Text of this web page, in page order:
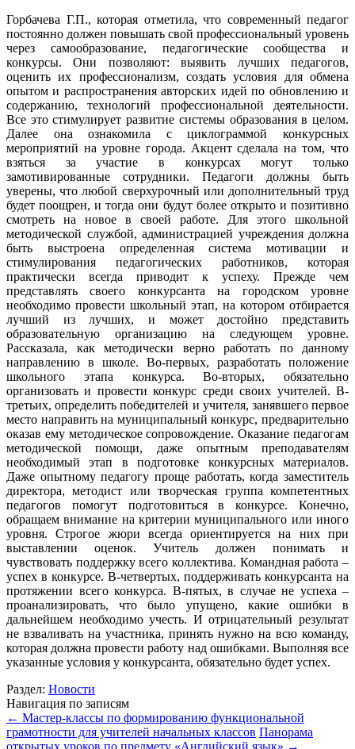
Горбачева Г.П., которая отметила, что современный педагог
постоянно должен повышать свой профессиональный уровень
через самообразование, педагогические сообщества и
конкурсы. Они позволяют: выявить лучших педагогов,
оценить их профессионализм, создать условия для обмена
опытом и распространения авторских идей по обновлению и
содержанию, технологий профессиональной деятельности.
Все это стимулирует развитие системы образования в целом.
Далее она ознакомила с циклограммой конкурсных
мероприятий на уровне города. Акцент сделала на том, что
взяться за участие в конкурсах могут только
замотивированные сотрудники. Педагоги должны быть
уверены, что любой сверхурочный или дополнительный труд
будет поощрен, и тогда они будут более открыто и позитивно
смотреть на новое в своей работе. Для этого школьной
методической службой, администрацией учреждения должна
быть выстроена определенная система мотивации и
стимулирования педагогических работников, которая
практически всегда приводит к успеху. Прежде чем
представлять своего конкурсанта на городском уровне
необходимо провести школьный этап, на котором отбирается
лучший из лучших, и может достойно представить
образовательную организацию на следующем уровне.
Рассказала, как методически верно работать по данному
направлению в школе. Во-первых, разработать положение
школьного этапа конкурса. Во-вторых, обязательно
организовать и провести конкурс среди своих учителей. В-
третьих, определить победителей и учителя, занявшего первое
место направить на муниципальный конкурс, предварительно
оказав ему методическое сопровождение. Оказание педагогам
методической помощи, даже опытным преподавателям
необходимый этап в подготовке конкурсных материалов.
Даже опытному педагогу проще работать, когда заместитель
директора, методист или творческая группа компетентных
педагогов помогут подготовиться в конкурсе. Конечно,
обращаем внимание на критерии муниципального или иного
уровня. Строгое жюри всегда ориентируется на них при
выставлении оценок. Учитель должен понимать и
чувствовать поддержку всего коллектива. Командная работа –
успех в конкурсе. В-четвертых, поддерживать конкурсанта на
протяжении всего конкурса. В-пятых, в случае не успеха –
проанализировать, что было упущено, какие ошибки в
дальнейшем необходимо учесть. И отрицательный результат
не взваливать на участника, принять нужно на всю команду,
которая должна провести работу над ошибками. Выполняя все
указанные условия у конкурсанта, обязательно будет успех.
Раздел: Новости
Навигация по записям
← Мастер-классы по формированию функциональной
грамотности для учителей начальных классов Панорама
открытых уроков по предмету «Английский язык» →